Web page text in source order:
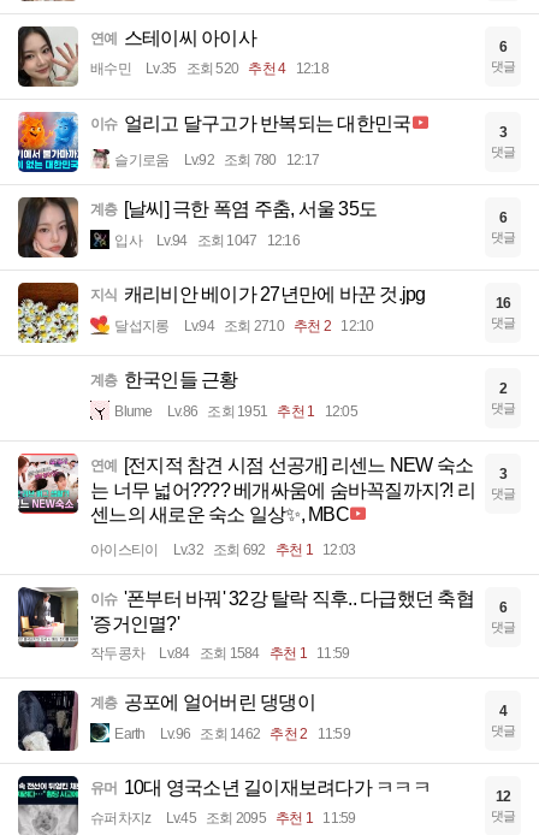
연예 스테이씨 아이사
배수민 Lv.35 조회 520 추천 4 12:18
6
댓글
이슈 얼리고 달구고가 반복되는 대한민국
슬기로움 Lv.92 조회 780 12:17
3
댓글
계층 [날씨] 극한 폭염 주춤, 서울 35도
입사 Lv.94 조회 1047 12:16
6
댓글
지식 캐리비안 베이가 27년만에 바꾼 것.jpg
달섭지롱 Lv.94 조회 2710 추천 2 12:10
16
댓글
계층 한국인들 근황
Blume Lv.86 조회 1951 추천 1 12:05
2
댓글
연예
[전지적 참견 시점 선공개] 리센느 NEW 숙소
는 너무 넓어???? 베개싸움에 숨바꼭질까지?! 리
센느의 새로운 숙소 일상✨, MBC
아이스티이 Lv.32 조회 692 추천 1 12:03
3
댓글
이슈 '폰부터 바꿔' 32강 탈락 직후.. 다급했던 축협
'증거인멸?'
작두콩차 Lv.84 조회 1584 추천 1 11:59
6
댓글
계층 공포에 얼어버린 댕댕이
Earth Lv.96 조회 1462 추천 2 11:59
4
댓글
유머 10대 영국소년 길이재보려다가 ㅋㅋㅋ
슈퍼차지z Lv.45 조회 2095 추천 1 11:59
12
댓글